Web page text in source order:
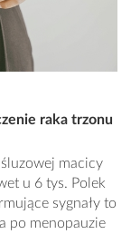
raka trzonu
macicy
u 6 tys. Polek
sygnały to
po menopauzie